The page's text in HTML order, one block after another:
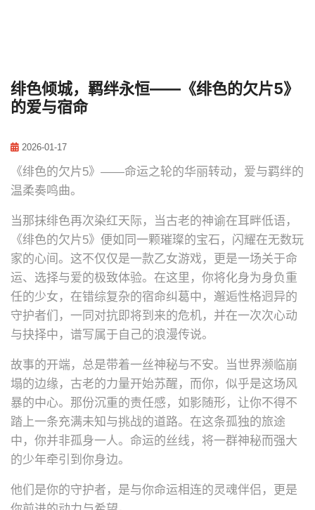
绯色倾城，羁绊永恒——《绯色的欠片5》
的爱与宿命
2026-01-17
《绯色的欠片5》——命运之轮的华丽转动，爱与羁绊的
温柔奏鸣曲。
当那抹绯色再次染红天际，当古老的神谕在耳畔低语，
《绯色的欠片5》便如同一颗璀璨的宝石，闪耀在无数玩
家的心间。这不仅仅是一款乙女游戏，更是一场关于命
运、选择与爱的极致体验。在这里，你将化身为身负重
任的少女，在错综复杂的宿命纠葛中，邂逅性格迥异的
守护者们，一同对抗即将到来的危机，并在一次次心动
与抉择中，谱写属于自己的浪漫传说。
故事的开端，总是带着一丝神秘与不安。当世界濒临崩
塌的边缘，古老的力量开始苏醒，而你，似乎是这场风
暴的中心。那份沉重的责任感，如影随形，让你不得不
踏上一条充满未知与挑战的道路。在这条孤独的旅途
中，你并非孤身一人。命运的丝线，将一群神秘而强大
的少年牵引到你身边。
他们是你的守护者，是与你命运相连的灵魂伴侣，更是